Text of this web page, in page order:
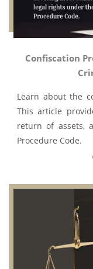
Confiscation
Learn about the
This article
return of assets,
Procedure Code.